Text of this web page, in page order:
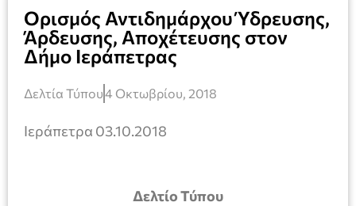
Ορισμός Αντιδημάρχου Ύδρευσης,
Άρδευσης, Αποχέτευσης στον
Δήμο Ιεράπετρας
Δελτία Τύπου4 Οκτωβρίου, 2018
Ιεράπετρα 03.10.2018
Δελτίο Τύπου